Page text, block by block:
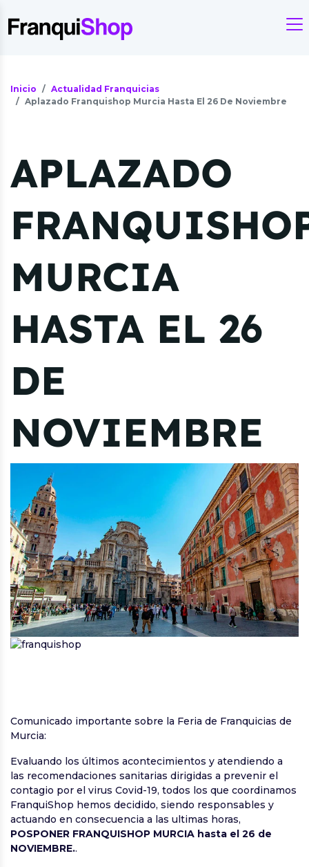
Inicio
Actualidad Franquicias
Aplazado Franquishop Murcia Hasta El 26 De Noviembre
APLAZADO
MURCIA
HASTA EL 26
DE
NOVIEMBRE
Comunicado importante sobre la Feria de Franquicias de
Murcia:
Evaluando los últimos acontecimientos y atendiendo a
las recomendaciones sanitarias dirigidas a prevenir el
contagio por el virus Covid-19, todos los que coordinamos
FranquiShop hemos decidido, siendo responsables y
actuando en consecuencia a las ultimas horas,
POSPONER FRANQUISHOP MURCIA hasta el 26 de
NOVIEMBRE..